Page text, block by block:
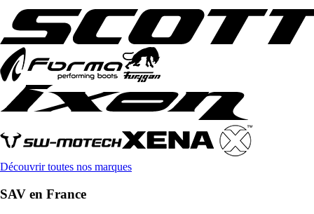
Découvrir toutes nos marques
SAV en France